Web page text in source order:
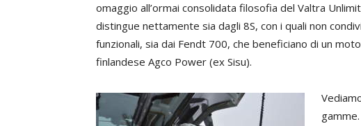
omaggio all’ormai consolidata filosofia del Valtra
distingue nettamente sia dagli 8S, con i quali non
funzionali, sia dai Fendt 700, che beneficiano di un
finlandese Agco Power (ex Sisu).